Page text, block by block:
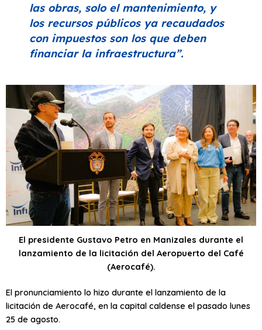
las obras, solo el mantenimiento, y
los recursos públicos ya recaudados
con impuestos son los que deben
financiar la infraestructura”.
El presidente Gustavo Petro en Manizales durante el
lanzamiento de la licitación del Aeropuerto del Café
(Aerocafé).
El pronunciamiento lo hizo durante el lanzamiento de la
licitación de Aerocafé, en la capital caldense el pasado lunes
25 de agosto.